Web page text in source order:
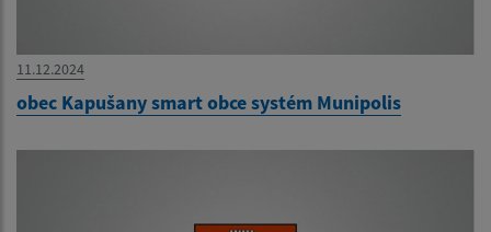
11.12.2024
obec Kapušany smart obce systém Munipolis